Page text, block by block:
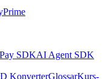
Prime
Pay SDKAI Agent SDK
KonverterGlossarKurs-